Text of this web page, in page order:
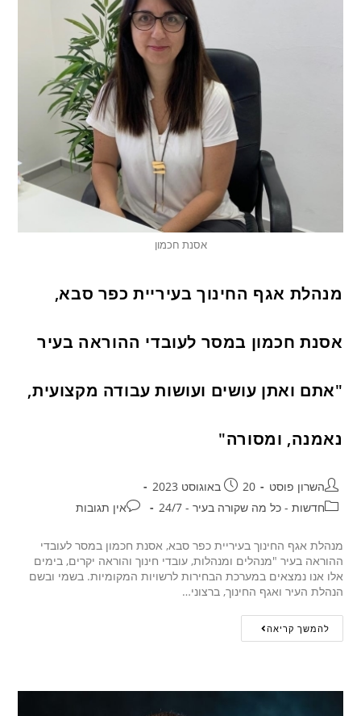
אסנת חכמון
מנהלת אגף החינוך בעיריית כפר סבא,
אסנת חכמון במסר לעובדי ההוראה בעיר
"אתם ואתן עושים ועושות עבודה מקצועית,
נאמנה, ומסורה"
השרון פוסט
20 באוגוסט 2023
חדשות - כל מה שקורה בעיר - 24/7
אין תגובות
מנהלת אגף החינוך בעיריית כפר סבא, אסנת חכמון במסר לעובדי
ההוראה בעיר "מנהלים ומנהלות, עובדי חינוך והוראה יקרים, בימים
אלו אנו נמצאים במערכת הבחירות לרשויות המקומיות. בשמי ובשם
הנהלת העיר ואגף החינוך, ברצוני…
להמשך קריאה